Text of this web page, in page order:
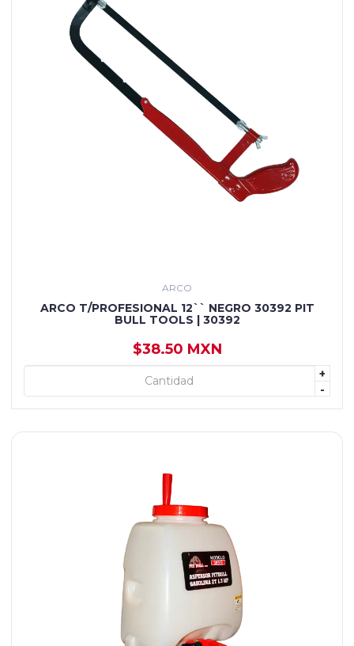
ARCO
ARCO T/PROFESIONAL 12`` NEGRO 30392 PIT
BULL TOOLS | 30392
$38.50 MXN
+
-
+ AGREGAR